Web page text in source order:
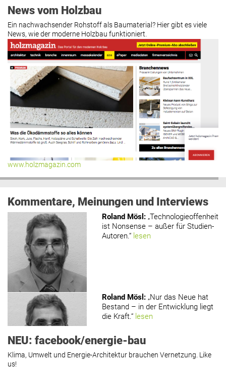
News vom Holzbau
Ein nachwachsender Rohstoff als Baumaterial? Hier gibt es viele
News, wie der moderne Holzbau funktioniert.
www.holzmagazin.com
Kommentare, Meinungen und Interviews
Roland Mösl : „Technologieoffenheit
ist Nonsense – außer für Studien-
Autoren.“ lesen
Roland Mösl : „Nur das Neue hat
Bestand – in der Entwicklung liegt
die Kraft.“ lesen
NEU: facebook/energie-bau
Klima, Umwelt und Energie-Architektur brauchen Vernetzung. Like
us!